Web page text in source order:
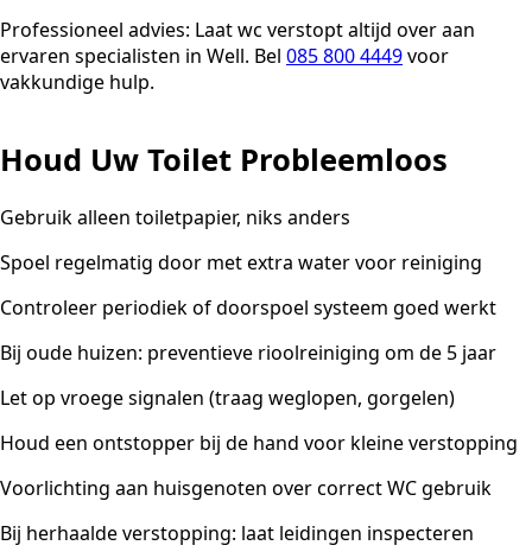
Professioneel advies: Laat wc verstopt altijd over aan
ervaren specialisten in Well. Bel 085 800 4449voor
vakkundige hulp.
Houd Uw Toilet Probleemloos
Gebruik alleen toiletpapier, niks anders
Spoel regelmatig door met extra water voor reiniging
Controleer periodiek of doorspoel systeem goed werkt
Bij oude huizen: preventieve rioolreiniging om de 5 jaar
Let op vroege signalen (traag weglopen, gorgelen)
Houd een ontstopper bij de hand voor kleine verstopping
Voorlichting aan huisgenoten over correct WC gebruik
Bij herhaalde verstopping: laat leidingen inspecteren